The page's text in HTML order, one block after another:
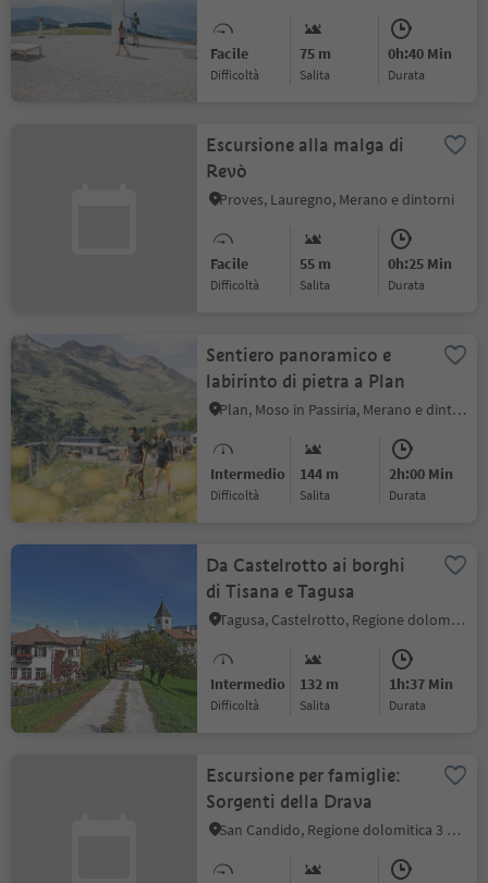
Facile
Difficoltà
75 m
Salita
0h:40 Min
durata
Escursione alla malga di
Revò
Proves, Lauregno, Merano e dintorni
Facile
Difficoltà
55 m
Salita
0h:25 Min
durata
Sentiero panoramico e
labirinto di pietra a Plan
Plan, Moso in Passiria, Merano e dintorni
Intermedio
Difficoltà
144 m
Salita
2h:00 Min
durata
Da Castelrotto ai borghi
di Tisana e Tagusa
Tagusa, Castelrotto, Regione dolomitica Alpe di Siusi
Intermedio
Difficoltà
132 m
Salita
1h:37 Min
durata
Escursione per famiglie:
Sorgenti della Drava
San Candido, Regione dolomitica 3 Cime